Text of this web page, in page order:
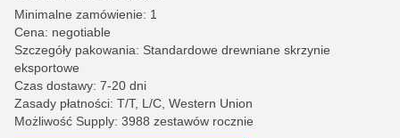
Minimalne zamówienie: 1
Cena: negotiable
Szczegóły pakowania: Standardowe drewniane skrzynie
eksportowe
Czas dostawy: 7-20 dni
Zasady płatności: T/T, L/C, Western Union
Możliwość Supply: 3988 zestawów rocznie